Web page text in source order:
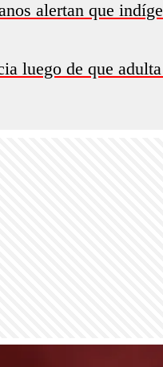
alertan que
luego de que